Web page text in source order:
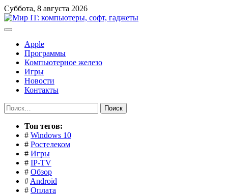
Перейти
к
содержимому
Суббота, 8 августа 2026
Apple
Программы
Компьютерное железо
Игры
Новости
Контакты
Найти:
Toп тегов:
# Windows 10
# Ростелеком
# Игры
# IP-TV
# Обзор
# Android
# Оплата